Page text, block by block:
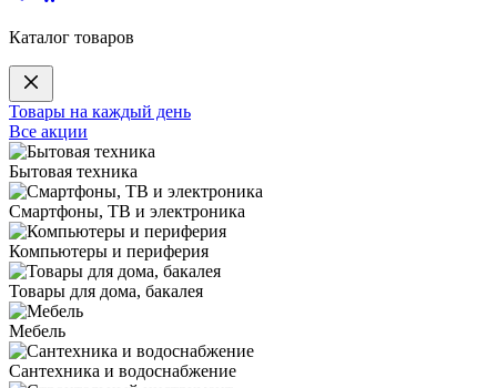
Каталог товаров
Товары на каждый день
Все акции
Бытовая техника
Смартфоны, ТВ и электроника
Компьютеры и периферия
Товары для дома, бакалея
Мебель
Сантехника и водоснабжение